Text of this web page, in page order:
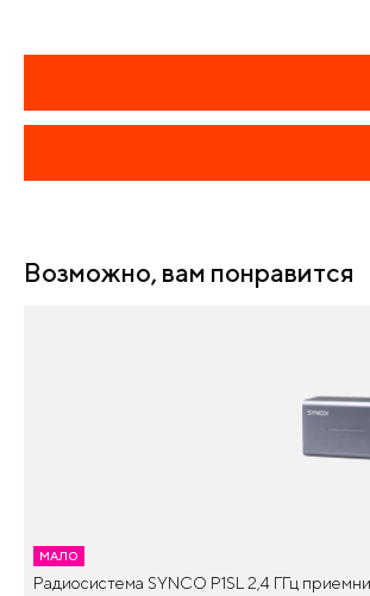
Возможно, вам понравится
МАЛО
Радиосистема SYNCO P1SL 2,4 ГГц